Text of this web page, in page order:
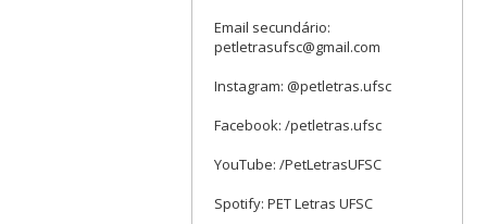
Email secundário:
petletrasufsc@gmail.com
Instagram: @petletras.ufsc
Facebook: /petletras.ufsc
YouTube: /PetLetrasUFSC
Spotify: PET Letras UFSC